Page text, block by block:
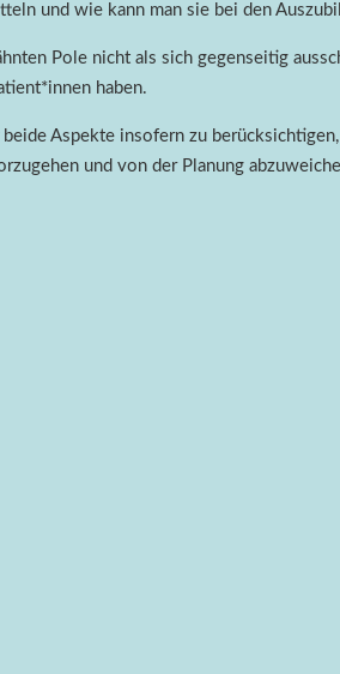
und wie kann man sie bei den
Pole nicht als sich gegenseitig
haben.
Aspekte insofern zu
und von der Planung